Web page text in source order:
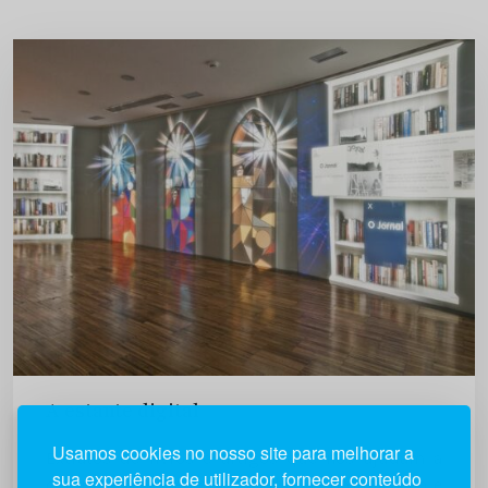
Usamos cookies no nosso site para melhorar a
sua experiência de utilizador, fornecer conteúdo
A estante digital
Extratos de livros e artigos que nos ajudam a